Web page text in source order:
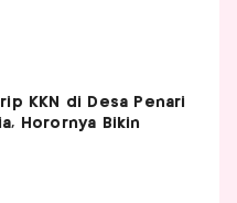
KKN di Desa Penari
Horornya Bikin